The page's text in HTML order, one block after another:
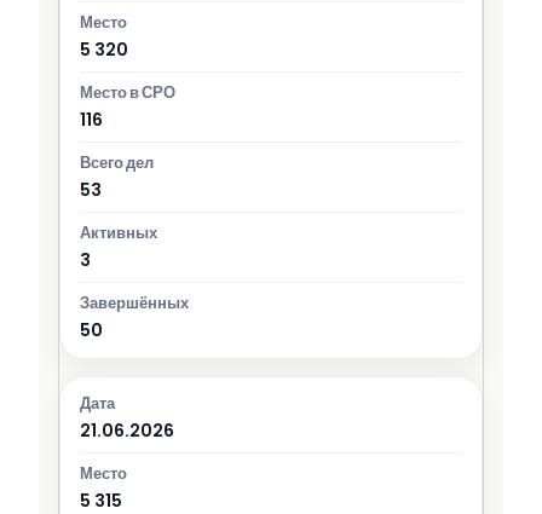
5 320
116
53
3
50
21.06.2026
5 315